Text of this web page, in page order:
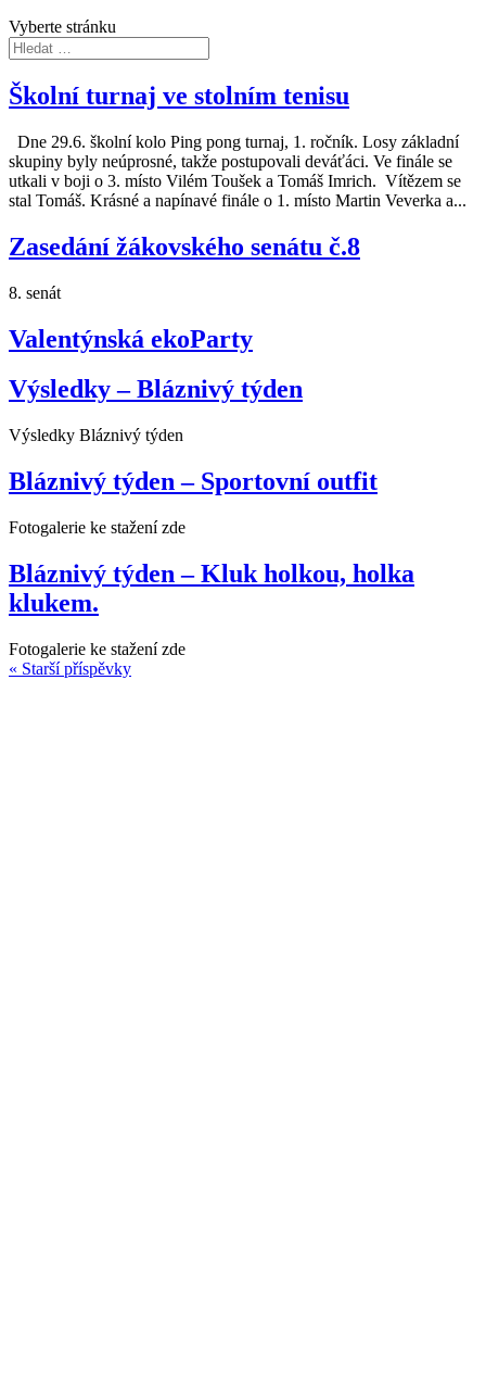
Vyberte stránku
Školní turnaj ve stolním tenisu
Dne 29.6. školní kolo Ping pong turnaj, 1. ročník. Losy základní
skupiny byly neúprosné, takže postupovali deváťáci. Ve finále se
utkali v boji o 3. místo Vilém Toušek a Tomáš Imrich. Vítězem se
stal Tomáš. Krásné a napínavé finále o 1. místo Martin Veverka a...
Zasedání žákovského senátu č.8
8. senát
Valentýnská ekoParty
Výsledky – Bláznivý týden
Výsledky Bláznivý týden
Bláznivý týden – Sportovní outfit
Fotogalerie ke stažení zde
Bláznivý týden – Kluk holkou, holka
klukem.
Fotogalerie ke stažení zde
« Starší příspěvky